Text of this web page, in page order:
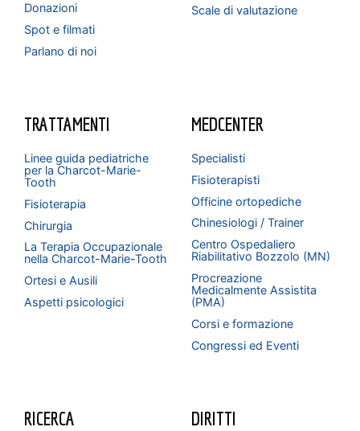
Donazioni
Spot e filmati
Parlano di noi
Scale di valutazione
TRATTAMENTI
Linee guida pediatriche
per la Charcot-Marie-
Tooth
Fisioterapia
Chirurgia
La Terapia Occupazionale
nella Charcot-Marie-Tooth
Ortesi e Ausili
Aspetti psicologici
MEDCENTER
Specialisti
Fisioterapisti
Officine ortopediche
Chinesiologi / Trainer
Centro Ospedaliero
Riabilitativo Bozzolo (MN)
Procreazione
Medicalmente Assistita
(PMA)
Corsi e formazione
Congressi ed Eventi
RICERCA DIRITTI